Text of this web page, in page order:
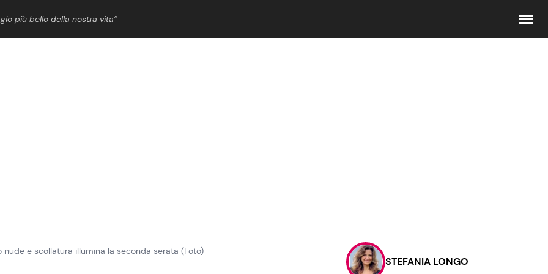
più bello della nostra vita”
Contattaci
Pubblicità
e scollatura illumina la seconda serata (Foto)
STEFANIA LONGO